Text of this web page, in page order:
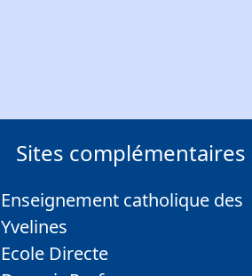
Sites complémentaires
Enseignement catholique des
Yvelines
Ecole Directe